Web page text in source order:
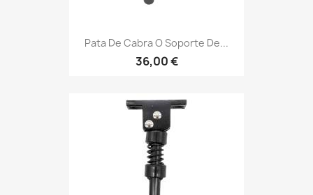
Pata De Cabra O Soporte De...
36,00 €